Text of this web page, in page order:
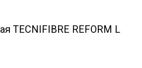
TECNIFIBRE REFORM L